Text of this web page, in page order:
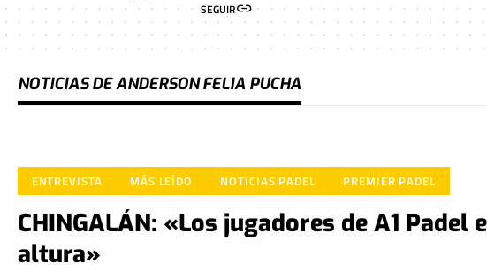
SEGUIR
NOTICIAS DE ANDERSON FELIA PUCHA
ENTREVISTA MÁS LEÍDO NOTICIAS PADEL PREMIER PADEL
CHINGALÁN: «Los jugadores de A1 Padel
altura»